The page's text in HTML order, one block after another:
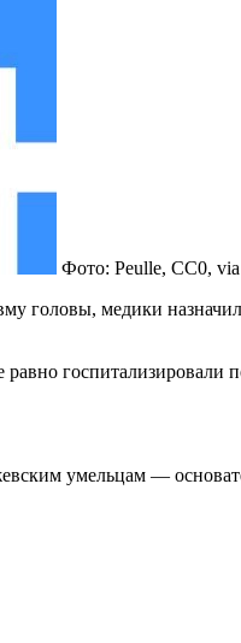
Фото: Peulle, CC0,
головы, медики
равно
умельцам —